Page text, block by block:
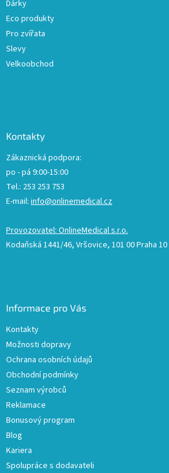
Dárky
Eco produkty
Pro zvířata
Slevy
Velkoobchod
Kontakty
Zákaznická podpora:
po - pá 9:00-15:00
Tel.: 253 253 753
E-mail: info@onlinemedical.cz
Provozovatel: OnlineMedical s.r.o.
Kodaňská 1441/46, Vršovice, 101 00 Praha 10
Informace pro Vás
Kontakty
Možnosti dopravy
Ochrana osobních údajů
Obchodní podmínky
Seznam výrobců
Reklamace
Bonusový program
Blog
Kariera
Spolupráce s dodavateli